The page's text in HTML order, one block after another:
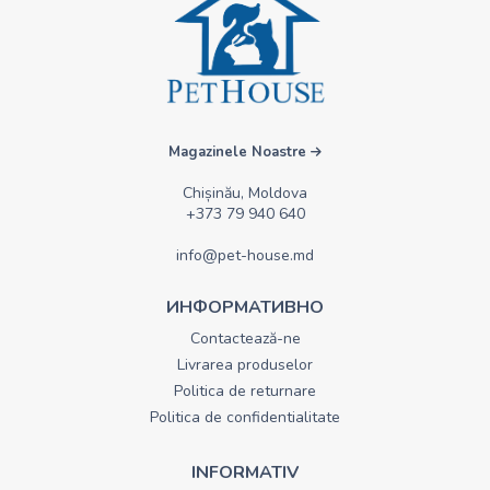
Magazinele Noastre
Chișinău, Moldova
+373 79 940 640
info@pet-house.md
ИНФОРМАТИВНО
Contactează-ne
Livrarea produselor
Politica de returnare
Politica de confidentialitate
INFORMATIV